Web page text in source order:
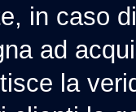
in caso
ad
la